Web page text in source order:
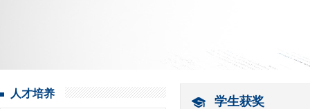
人才培养
学生获奖